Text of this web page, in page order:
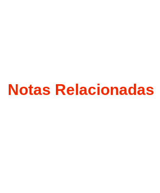
Notas Relacionadas